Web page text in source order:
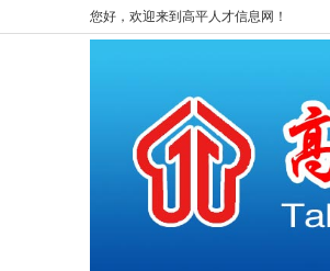
您好，欢迎来到高平人才信息网！